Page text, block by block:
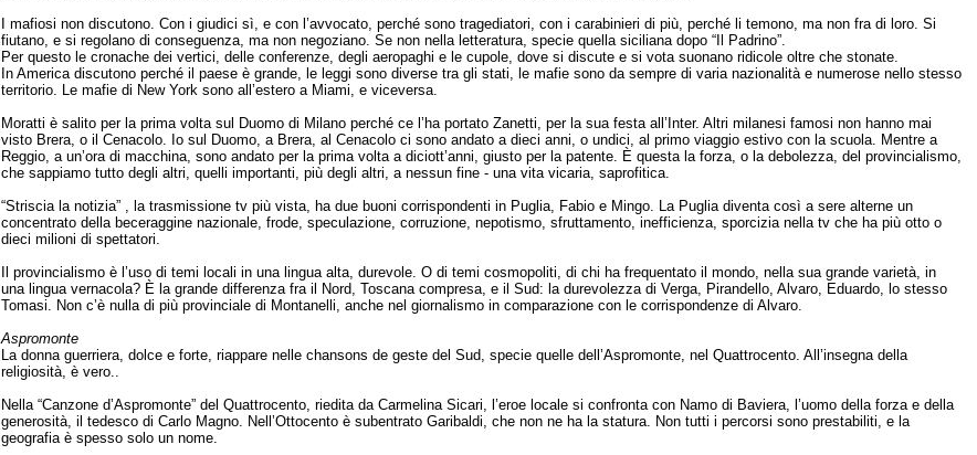
I mafiosi non discutono. Con i giudici sì, e con l’avvocato, perché sono tragediatori, con i carabinieri di più, perché li temono, ma non fra di loro. Si
fiutano, e si regolano di conseguenza, ma non negoziano. Se non nella letteratura, specie quella siciliana dopo “Il Padrino”.
Per questo le cronache dei vertici, delle conferenze, degli aeropaghi e le cupole, dove si discute e si vota suonano ridicole oltre che stonate.
In America discutono perché il paese è grande, le leggi sono diverse tra gli stati, le mafie sono da sempre di varia nazionalità e numerose nello stesso
territorio. Le mafie di New York sono all’estero a Miami, e viceversa.
Moratti è salito per la prima volta sul Duomo di Milano perché ce l’ha portato Zanetti, per la sua festa all’Inter. Altri milanesi famosi non hanno mai
visto Brera, o il Cenacolo. Io sul Duomo, a Brera, al Cenacolo ci sono andato a dieci anni, o undici, al primo viaggio estivo con la scuola. Mentre a
Reggio, a un’ora di macchina, sono andato per la prima volta a diciott’anni, giusto per la patente. È questa la forza, o la debolezza, del provincialismo,
che sappiamo tutto degli altri, quelli importanti, più degli altri, a nessun fine - una vita vicaria, saprofitica.
“Striscia la notizia” , la trasmissione tv più vista, ha due buoni corrispondenti in Puglia, Fabio e Mingo. La Puglia diventa così a sere alterne un
concentrato della beceraggine nazionale, frode, speculazione, corruzione, nepotismo, sfruttamento, inefficienza, sporcizia nella tv che ha più otto o
dieci milioni di spettatori.
Il provincialismo è l’uso di temi locali in una lingua alta, durevole. O di temi cosmopoliti, di chi ha frequentato il mondo, nella sua grande varietà, in
una lingua vernacola? È la grande differenza fra il Nord, Toscana compresa, e il Sud: la durevolezza di Verga, Pirandello, Alvaro, Eduardo, lo stesso
Tomasi. Non c’è nulla di più provinciale di Montanelli, anche nel giornalismo in comparazione con le corrispondenze di Alvaro.
Aspromonte
La donna guerriera, dolce e forte, riappare nelle chansons de geste del Sud, specie quelle dell’Aspromonte, nel Quattrocento. All’insegna della
religiosità, è vero..
Nella “Canzone d’Aspromonte” del Quattrocento, riedita da Carmelina Sicari, l’eroe locale si confronta con Namo di Baviera, l’uomo della forza e della
generosità, il tedesco di Carlo Magno. Nell’Ottocento è subentrato Garibaldi, che non ne ha la statura. Non tutti i percorsi sono prestabiliti, e la
geografia è spesso solo un nome.